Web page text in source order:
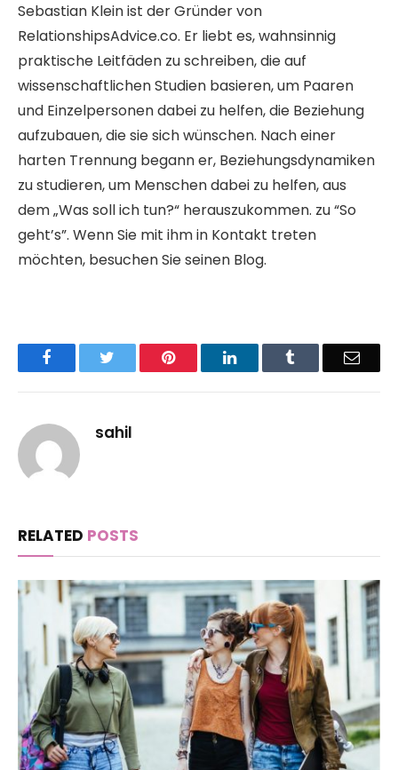
Sebastian Klein ist der Gründer von
RelationshipsAdvice.co. Er liebt es, wahnsinnig
praktische Leitfäden zu schreiben, die auf
wissenschaftlichen Studien basieren, um Paaren
und Einzelpersonen dabei zu helfen, die Beziehung
aufzubauen, die sie sich wünschen. Nach einer
harten Trennung begann er, Beziehungsdynamiken
zu studieren, um Menschen dabei zu helfen, aus
dem „Was soll ich tun?“ herauszukommen. zu “So
geht’s”. Wenn Sie mit ihm in Kontakt treten
möchten, besuchen Sie seinen Blog.
Facebook Pinterest LinkedIn Email
sahil
RELATED POSTS